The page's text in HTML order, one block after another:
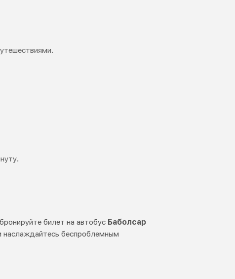
билет на автобус Баболсар
наслаждайтесь беспроблемным